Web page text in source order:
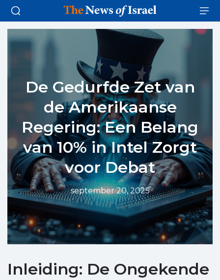
De Gedurfde Zet van
de Amerikaanse
Regering: Een Belang
van 10% in Intel Zorgt
voor Debat
september 20, 2025
Inleiding: De Ongekende